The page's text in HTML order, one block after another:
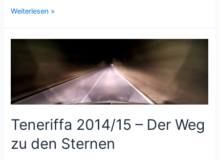
Teneriffa
Weiterlesen »
Teneriffa 2014/15 – Der Weg
zu den Sternen